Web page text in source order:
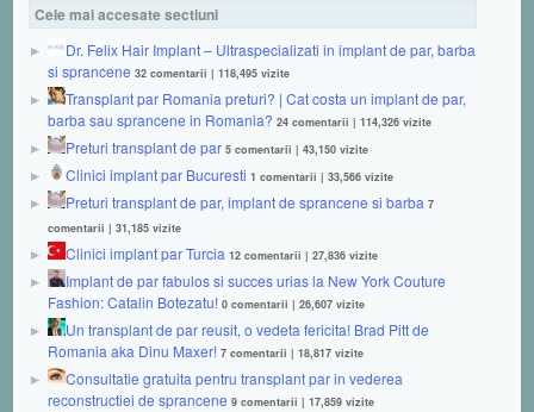
Cele mai accesate sectiuni
Dr. Felix Hair Implant – Ultraspecializati in implant de par, barba
si sprancene 32 comentarii | 118,495 vizite
Transplant par Romania preturi? | Cat costa un implant de par,
barba sau sprancene in Romania? 24 comentarii | 114,326 vizite
Preturi transplant de par 5 comentarii | 43,150 vizite
Clinici implant par Bucuresti 1 comentarii | 33,566 vizite
Preturi transplant de par, implant de sprancene si barba 7
comentarii | 31,185 vizite
Clinici implant par Turcia 12 comentarii | 27,836 vizite
Implant de par fabulos si succes urias la New York Couture
Fashion: Catalin Botezatu! 0 comentarii | 26,607 vizite
Un transplant de par reusit, o vedeta fericita! Brad Pitt de
Romania aka Dinu Maxer! 7 comentarii | 18,817 vizite
Consultatie gratuita pentru transplant par in vederea
reconstructiei de sprancene 9 comentarii | 17,859 vizite